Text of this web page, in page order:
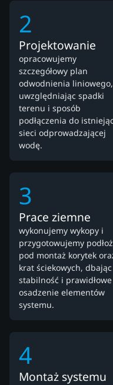
2
Projektowanie
opracowujemy
szczegółowy plan
odwodnienia liniowego,
uwzględniając spadki
terenu i sposób
podłączenia do
sieci odprowadzającej
wodę.
3
Prace ziemne
wykonujemy wykopy i
przygotowujemy
pod montaż korytek
krat ściekowych,
stabilność i prawidłowe
osadzenie elementów
systemu.
4
Montaż systemu